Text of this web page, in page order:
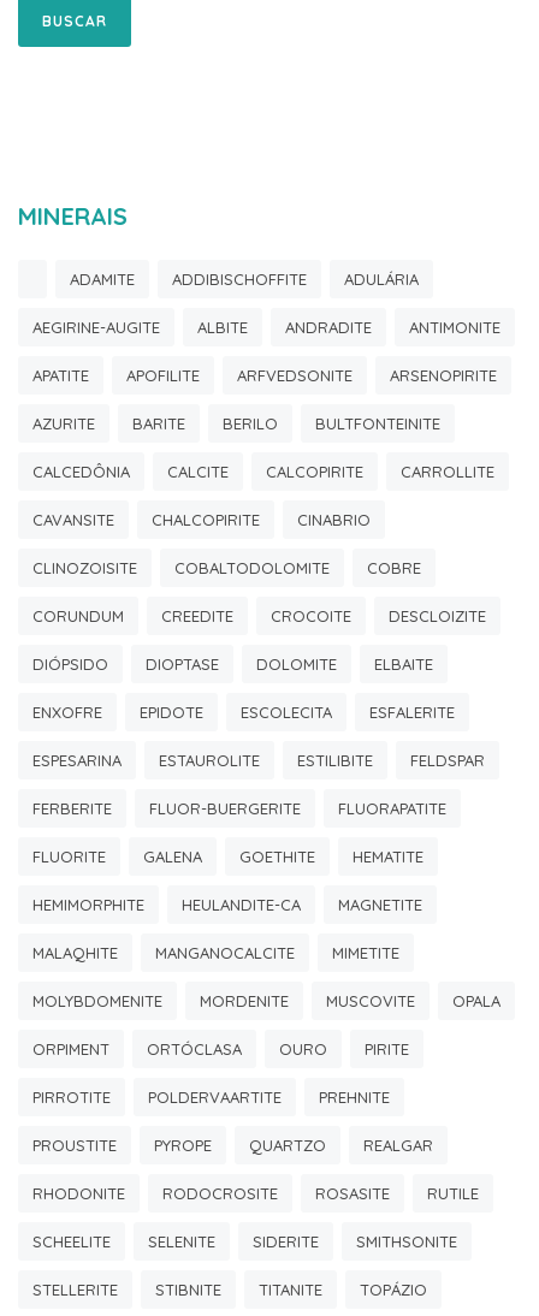
BUSCAR
MINERAIS
ADAMITE ADDIBISCHOFFITE ADULÁRIA
AEGIRINE-AUGITE ALBITE ANDRADITE ANTIMONITE
APATITE APOFILITE ARFVEDSONITE ARSENOPIRITE
AZURITE BARITE BERILO BULTFONTEINITE
CALCEDÔNIA CALCITE CALCOPIRITE CARROLLITE
CAVANSITE CHALCOPIRITE CINABRIO
CLINOZOISITE COBALTODOLOMITE COBRE
CORUNDUM CREEDITE CROCOITE DESCLOIZITE
DIÓPSIDO DIOPTASE DOLOMITE ELBAITE
ENXOFRE EPIDOTE ESCOLECITA ESFALERITE
ESPESARINA ESTAUROLITE ESTILIBITE FELDSPAR
FERBERITE FLUOR-BUERGERITE FLUORAPATITE
FLUORITE GALENA GOETHITE HEMATITE
HEMIMORPHITE HEULANDITE-CA MAGNETITE
MALAQHITE MANGANOCALCITE MIMETITE
MOLYBDOMENITE MORDENITE MUSCOVITE OPALA
ORPIMENT ORTÓCLASA OURO PIRITE
PIRROTITE POLDERVAARTITE PREHNITE
PROUSTITE PYROPE QUARTZO REALGAR
RHODONITE RODOCROSITE ROSASITE RUTILE
SCHEELITE SELENITE SIDERITE SMITHSONITE
STELLERITE STIBNITE TITANITE TOPÁZIO